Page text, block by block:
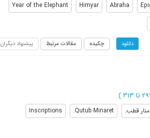
Abraha
Ḥimyar
Year of the Elephant
دانلود چکیده مقالات مرتبط پیشنهاد دیگران
)
منار قطب. Qutub Minaret.
Inscriptions